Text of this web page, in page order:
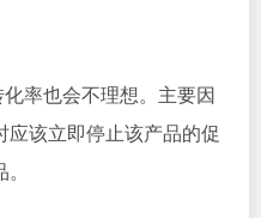
率也会不理想。主要因
该立即停止该产品的促